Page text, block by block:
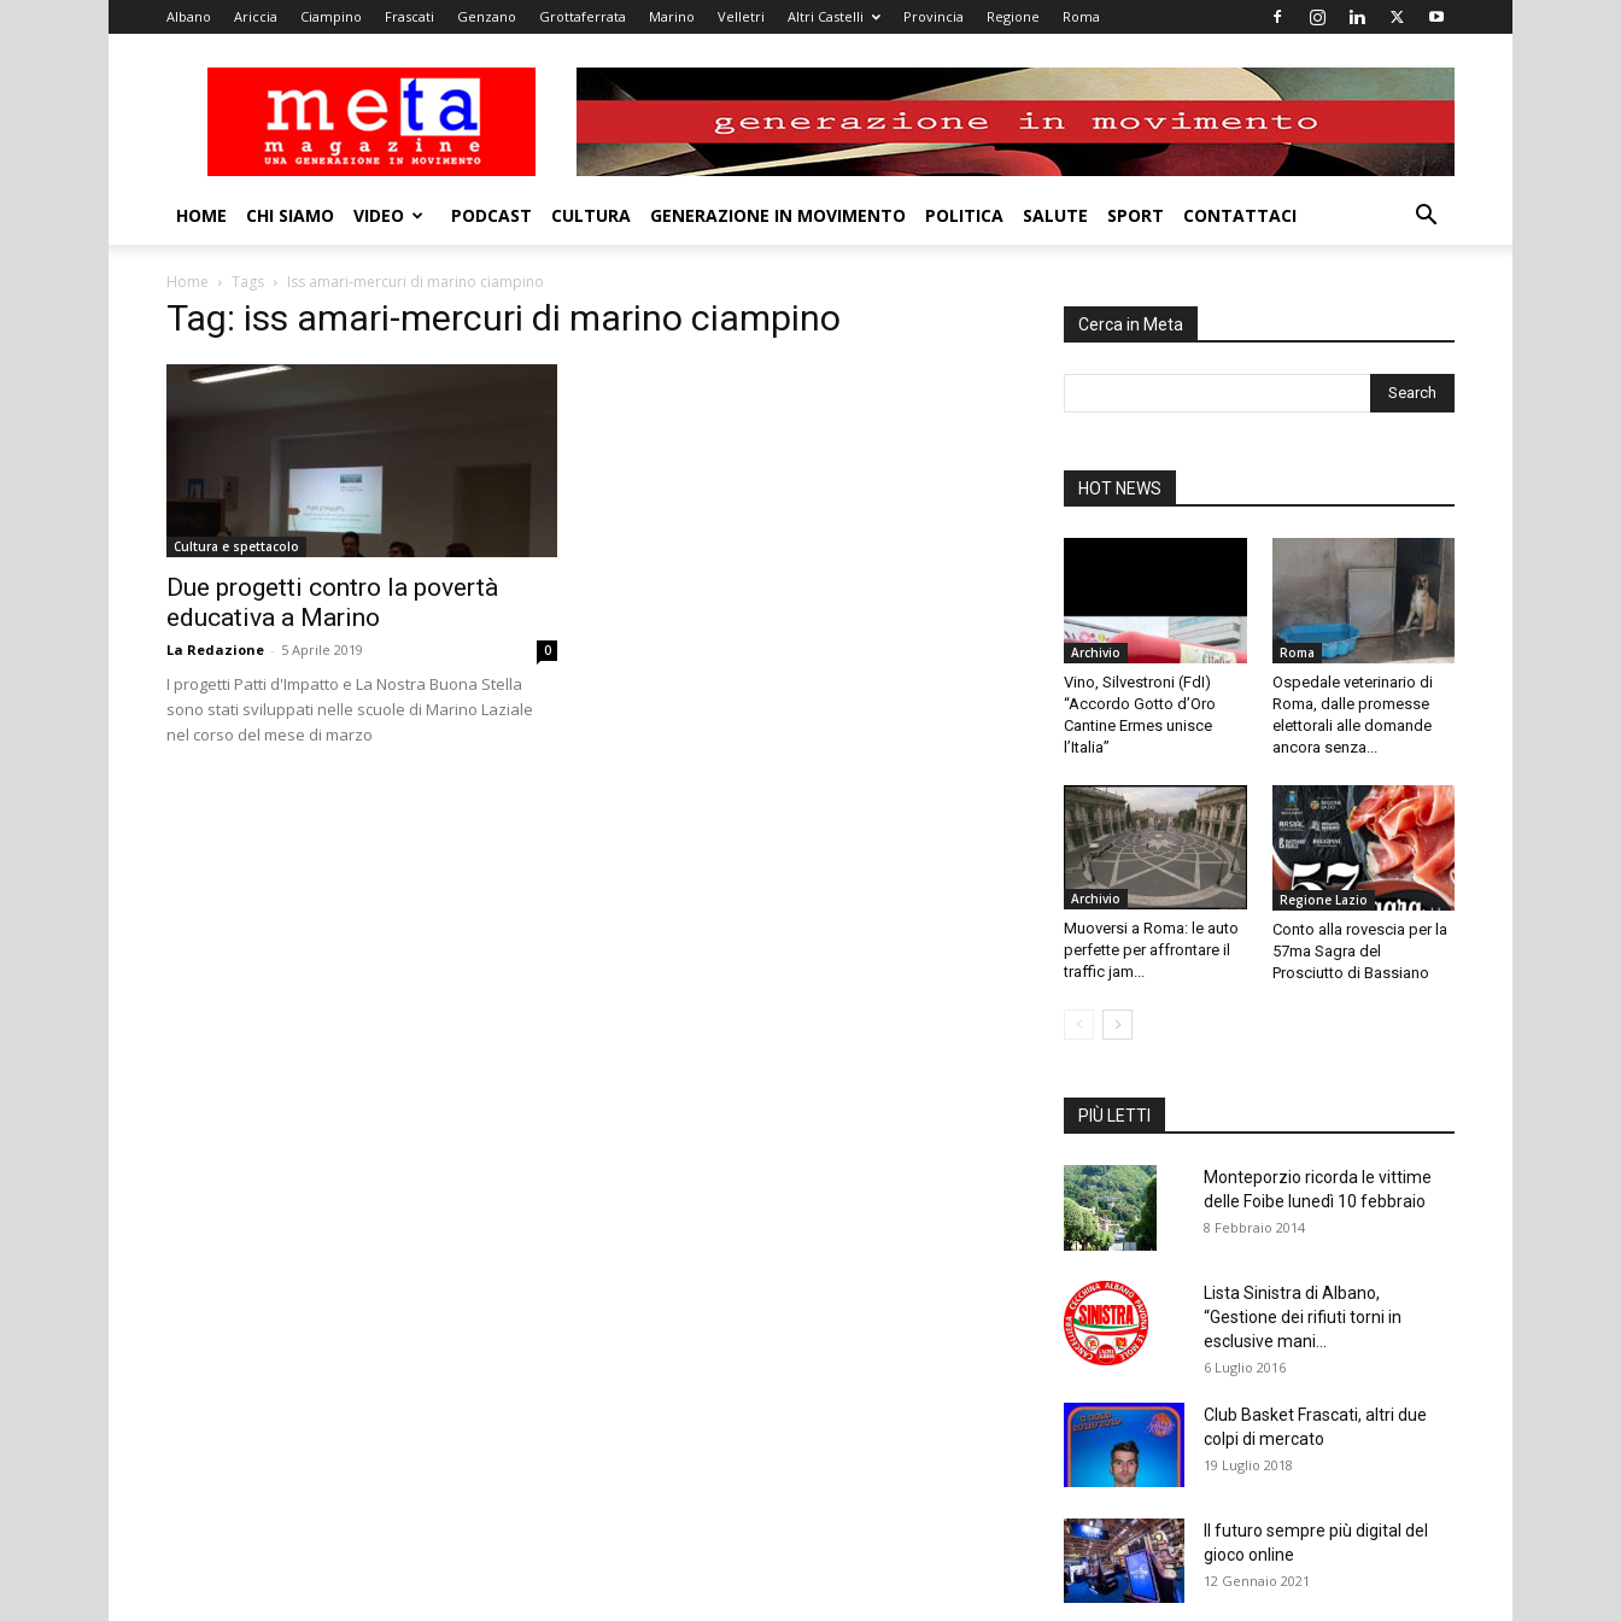
Albano Ariccia Ciampino Frascati Genzano Grottaferrata Marino Velletri Altri Castelli Provincia Regione Roma
Meta
Magazine
HOME CHI SIAMO VIDEO PODCAST CULTURA GENERAZIONE IN MOVIMENTO POLITICA SALUTE SPORT CONTATTACI
Home Tags Iss amari-mercuri di marino ciampino
Tag: iss amari-mercuri di marino ciampino
Cultura e spettacolo
Due progetti contro la povertà
educativa a Marino
La Redazione - 5 Aprile 2019 0
I progetti Patti d'Impatto e La Nostra Buona Stella
sono stati sviluppati nelle scuole di Marino Laziale
nel corso del mese di marzo
Cerca in Meta
HOT NEWS
Archivio
Vino, Silvestroni (FdI)
“Accordo Gotto d’Oro
Cantine Ermes unisce
l’Italia”
Roma
Ospedale veterinario di
Roma, dalle promesse
elettorali alle domande
ancora senza...
Archivio
Muoversi a Roma: le auto
perfette per affrontare il
traffic jam...
Regione Lazio
Conto alla rovescia per la
57ma Sagra del
Prosciutto di Bassiano
PIÙ LETTI
Monteporzio ricorda le vittime
delle Foibe lunedì 10 febbraio
8 Febbraio 2014
Lista Sinistra di Albano,
“Gestione dei rifiuti torni in
esclusive mani...
6 Luglio 2016
Club Basket Frascati, altri due
colpi di mercato
19 Luglio 2018
Il futuro sempre più digital del
gioco online
12 Gennaio 2021